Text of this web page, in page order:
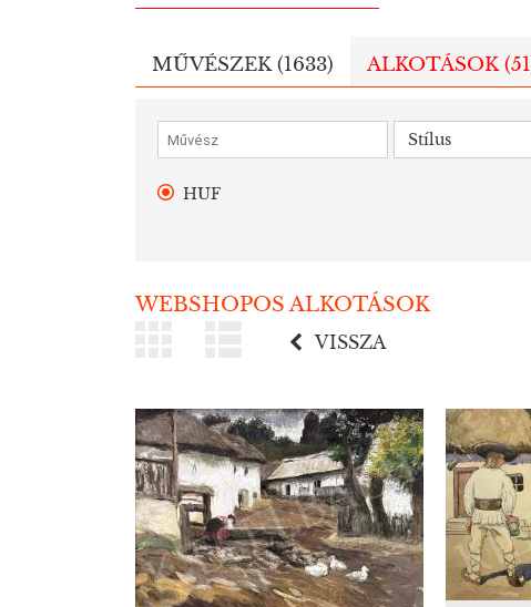
MŰVÉSZEK (1633) ALKOTÁSOK (51
Stílus
HUF
WEBSHOPOS ALKOTÁSOK
VISSZA